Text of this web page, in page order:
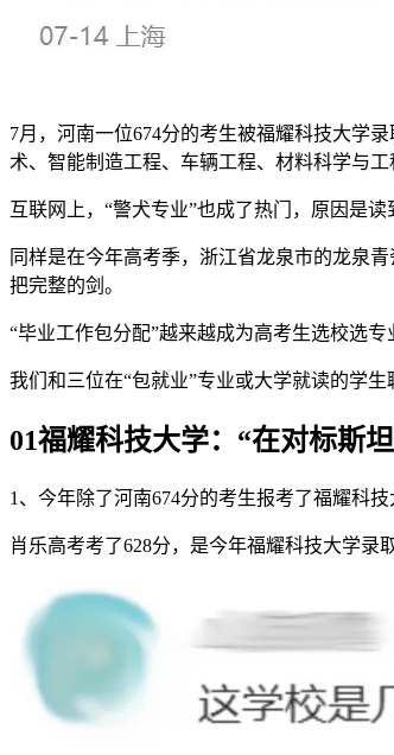
7月，河南一位674分的考生被福耀科技大学
术、智能制造工程、车辆工程、材料科学与
互联网上，“警犬专业”也成了热门，原因是
同样是在今年高考季，浙江省龙泉市的龙泉
把完整的剑。
“毕业工作包分配”越来越成为高考生选校选
我们和三位在“包就业”专业或大学就读的学
01福耀科技大学：“在对标斯
1、今年除了河南674分的考生报考了福耀科
肖乐高考考了628分，是今年福耀科技大学录